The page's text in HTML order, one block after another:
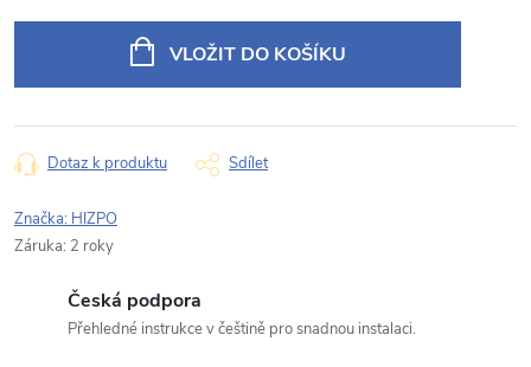
Typ dotazu
Váš dotaz
VLOŽIT DO KOŠÍKU
Dotaz k produktu Sdílet
Značka: HIZPO
Záruka: 2 roky
Česká podpora
Přehledné instrukce v češtině pro snadnou instalaci.